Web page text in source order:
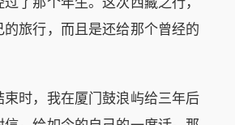
旅行，而且是还给那个曾经的
束时，我在厦门鼓浪屿给三年后